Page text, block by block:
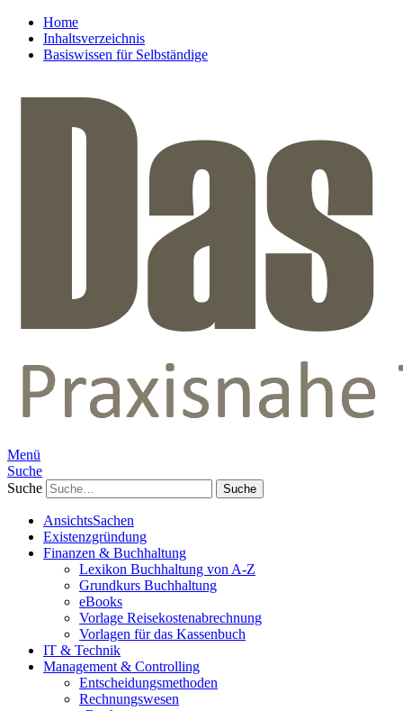
Home
Inhaltsverzeichnis
Basiswissen für Selbständige
Menü
Suche
Suche
AnsichtsSachen
Existenzgründung
Finanzen & Buchhaltung
Lexikon Buchhaltung von A-Z
Grundkurs Buchhaltung
eBooks
Vorlage Reisekostenabrechnung
Vorlagen für das Kassenbuch
IT & Technik
Management & Controlling
Entscheidungsmethoden
Rechnungswesen